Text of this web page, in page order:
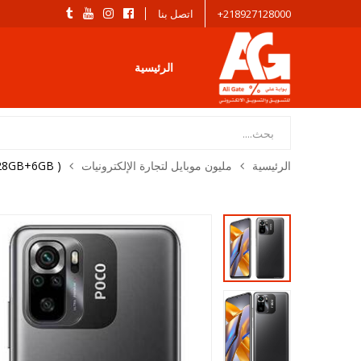
218927128000+ اتصل بنا
الرئيسية
Products
search
الرئيسية مليون موبايل لتجارة الإلكترونيات​ )